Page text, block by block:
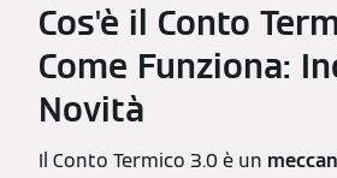
Cos'è il Conto
Come Funziona:
Novità
Il Conto Termico 3.0 è un